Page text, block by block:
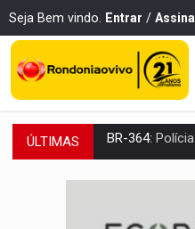
Seja Bem vindo. Entrar /
ÚLTIMAS EMOCIONE:
VOVÔ